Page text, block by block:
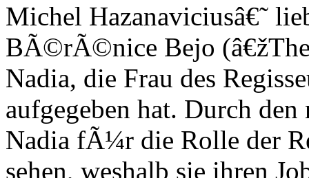
Michel Hazanaviciusâ€˜
BÃ©rÃ©nice Bejo
Nadia, die Frau des
aufgegeben hat. Durch
Nadia fÃ¼r die Rolle der
sehen, weshalb sie ihren